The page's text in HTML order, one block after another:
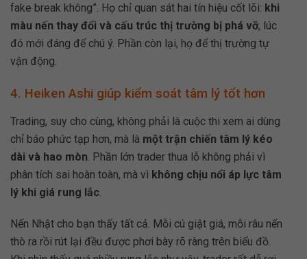
fake break không”. Họ chỉ quan sát hai tín hiệu cốt lõi: khi
màu nến thay đổi và cấu trúc thị trường bị phá vỡ, lúc
đó mới đáng để chú ý. Phần còn lại, họ để thị trường tự
vận động.
4. Heiken Ashi giúp kiểm soát tâm lý tốt hơn
Trading, suy cho cùng, không phải là cuộc thi xem ai dùng
chỉ báo phức tạp hơn, mà là một trận chiến tâm lý kéo
dài và hao mòn. Phần lớn trader thua lỗ không phải vì
phân tích sai hoàn toàn, mà vì không chịu nổi áp lực tâm
lý khi giá rung lắc.
Nến Nhật cho bạn thấy tất cả. Mỗi cú giật giá, mỗi râu nến
thò ra rồi rút lại đều được phơi bày rõ ràng trên biểu đồ.